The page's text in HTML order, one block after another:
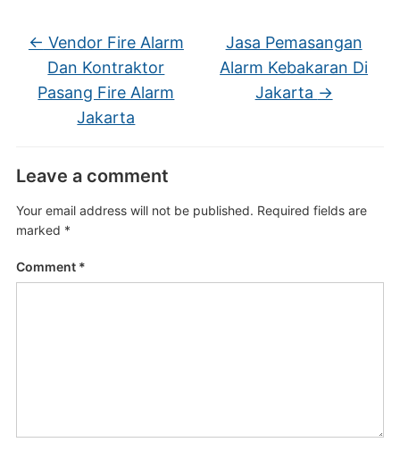
← Vendor Fire Alarm
Dan Kontraktor
Pasang Fire Alarm
Jakarta
Jasa Pemasangan
Alarm Kebakaran Di
Jakarta →
Leave a comment
Your email address will not be published. Required fields are
marked *
Comment *